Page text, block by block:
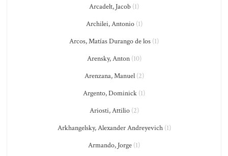
Arcadelt, Jacob (1)
Archilei, Antonio(1)
Arcos, Matías Durango de los (1)
Arensky, Anton(10)
Arenzana, Manuel(2)
Argento, Dominick (1)
Ariosti, Attilio(2)
Arkhangelsky, Alexander Andreyevich(1)
Armando, Jorge (1)